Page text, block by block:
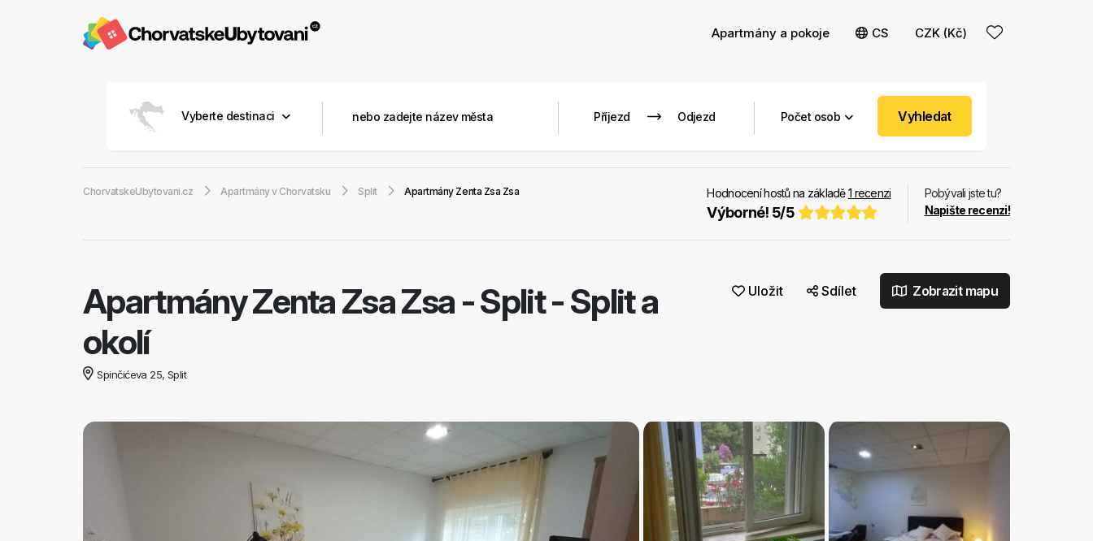
Apartmány a pokoje CS CZK (Kč)
Vyberte destinaci Počet osob Vyhledat
ChorvatskeUbytovani.cz Apartmány v Chorvatsku Split Apartmány Zenta Zsa Zsa
Pobývali jste tu?
Napište recenzi!
Hodnocení hostů na základě1 recenzi
Výborné! 5/5
Apartmány Zenta Zsa Zsa-Split - Split a
okolí
Spinčićeva 25, Split
Uložit Sdílet Zobrazit mapu